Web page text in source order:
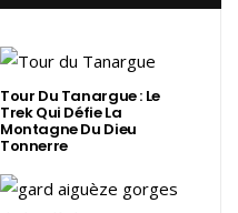
Tour Du Tanargue : Le
Trek Qui Défie La
Montagne Du Dieu
Tonnerre